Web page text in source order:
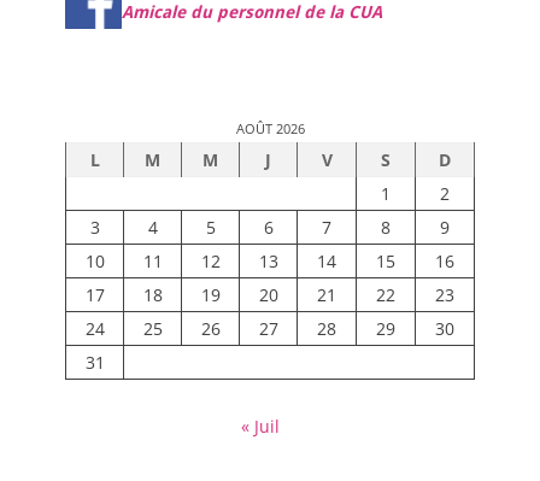
Amicale du personnel de la CUA
AOÛT 2026
L M M J V S
D
1
2
3
4 5 6 7 8
9
10
11 12 13 14 15
16
17
18 19 20 21 22
23
24
25 26 27 28 29
30
31
« Juil